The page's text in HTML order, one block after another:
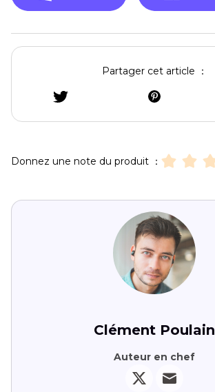
Partager cet article ：
Donnez une note du produit ：
Clément Poulain
Auteur en chef